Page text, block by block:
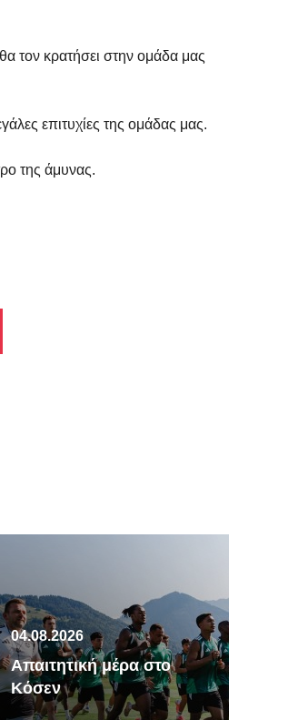
τον κρατήσει στην ομάδα μας
επιτυχίες της ομάδας μας.
της άμυνας.
04.08.2026
Απαιτητική μέρα στο
Κόσεν